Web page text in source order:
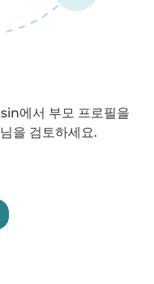
에서 부모 프로필을
을 검토하세요.